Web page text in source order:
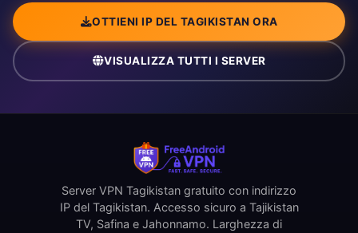
OTTIENI IP DEL TAGIKISTAN ORA
VISUALIZZA TUTTI I SERVER
Server VPN Tagikistan gratuito con indirizzo
IP del Tagikistan. Accesso sicuro a Tajikistan
TV, Safina e Jahonnamo. Larghezza di